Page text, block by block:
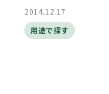
2014.12.17
用途で探す